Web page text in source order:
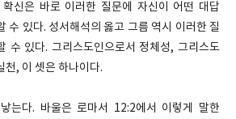
신은 바로 이러한 질문에 자신이 어떤 대답
수 있다. 성서해석의 옳고 그름 역시 이러한 질
수 있다. 그리스도인으로서 정체성, 그리스도
천, 이 셋은 하나이다.
는다. 바울은 로마서 12:2에서 이렇게 말한